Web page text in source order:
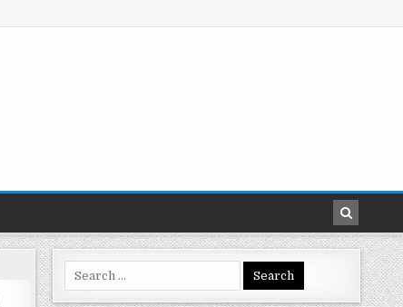
Search
for: